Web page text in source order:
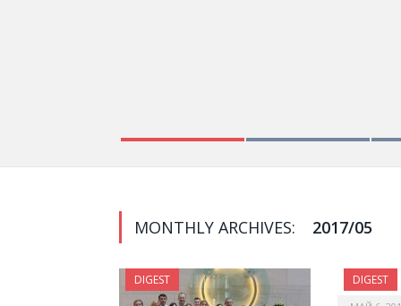
MONTHLY ARCHIVES: 2017/05
DIGEST DIGEST